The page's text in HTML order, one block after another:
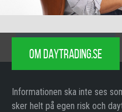
OM DAYTRADING.SE
Informationen ska inte ses
sker helt på egen risk och